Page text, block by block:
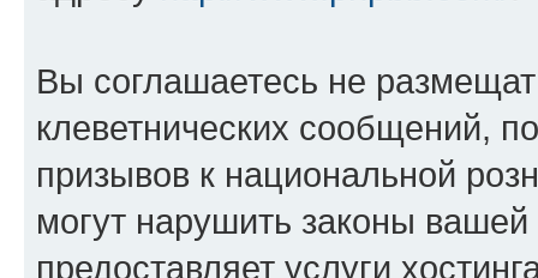
Вы соглашаетесь не
клеветнических сообщений,
призывов к национальной
могут нарушить законы
предоставляет услуги